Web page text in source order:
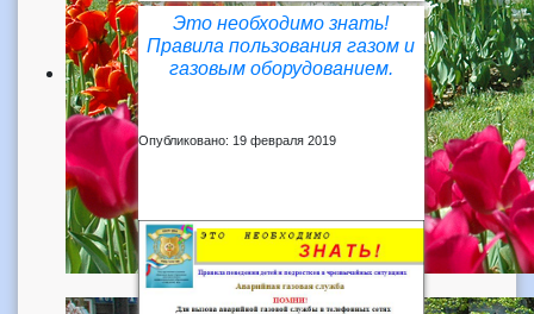
Это необходимо знать!
Правила пользования газом и
газовым оборудованием.
Опубликовано: 19 февраля 2019